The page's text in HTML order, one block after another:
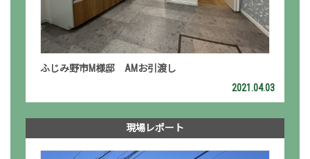
ふじみ野市M様邸 AMお引渡し
2021.04.03
現場レポート